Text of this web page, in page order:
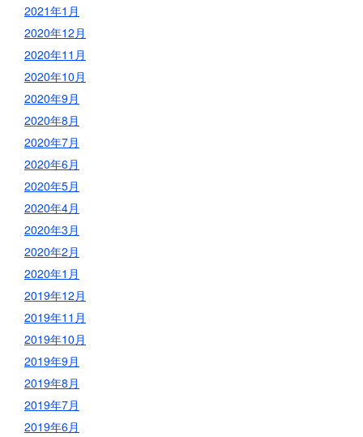
2021年1月
2020年12月
2020年11月
2020年10月
2020年9月
2020年8月
2020年7月
2020年6月
2020年5月
2020年4月
2020年3月
2020年2月
2020年1月
2019年12月
2019年11月
2019年10月
2019年9月
2019年8月
2019年7月
2019年6月